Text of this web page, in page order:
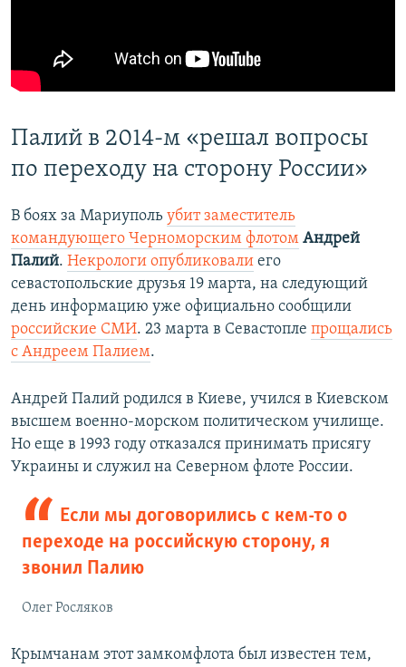
Палий в 2014-м «решал вопросы
по переходу на сторону России»
В боях за Мариуполь убит заместитель
командующего Черноморским флотом Андрей
Палий. Некрологи опубликовали его
севастопольские друзья 19 марта, на следующий
день информацию уже официально сообщили
российские СМИ. 23 марта в Севастопле прощались
с Андреем Палием.
Андрей Палий родился в Киеве, учился в Киевском
высшем военно-морском политическом училище.
Но еще в 1993 году отказался принимать присягу
Украины и служил на Северном флоте России.
Если мы договорились с кем-то о
переходе на российскую сторону, я
звонил Палию
Олег Росляков
Крымчанам этот замкомфлота был известен тем,